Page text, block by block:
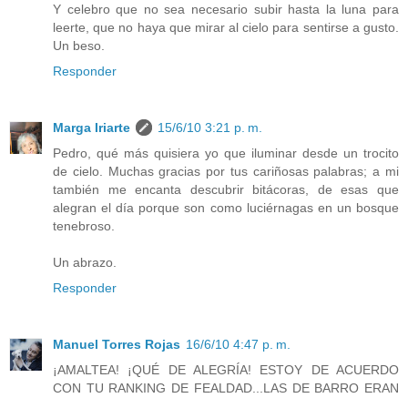
Y celebro que no sea necesario subir hasta la luna para
leerte, que no haya que mirar al cielo para sentirse a gusto.
Un beso.
Responder
Marga Iriarte
15/6/10 3:21 p. m.
Pedro, qué más quisiera yo que iluminar desde un trocito
de cielo. Muchas gracias por tus cariñosas palabras; a mi
también me encanta descubrir bitácoras, de esas que
alegran el día porque son como luciérnagas en un bosque
tenebroso.
Un abrazo.
Responder
Manuel Torres Rojas 16/6/10 4:47 p. m.
¡AMALTEA! ¡QUÉ DE ALEGRÍA! ESTOY DE ACUERDO
CON TU RANKING DE FEALDAD...LAS DE BARRO ERAN